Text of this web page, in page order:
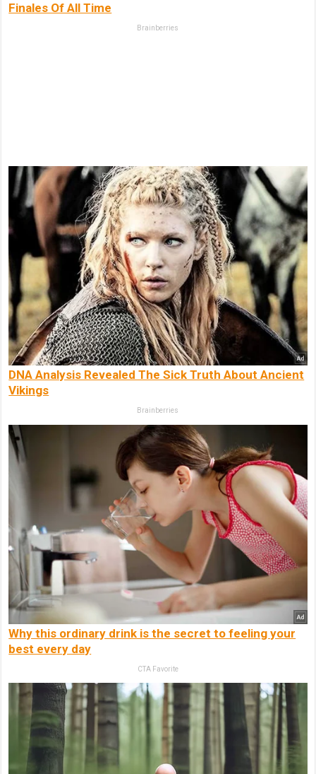
Finales Of All Time
Brainberries
DNA Analysis Revealed The Sick Truth About Ancient
Vikings
Brainberries
Why this ordinary drink is the secret to feeling your
best every day
CTA Favorite